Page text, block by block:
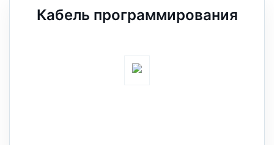
Кабель программирования